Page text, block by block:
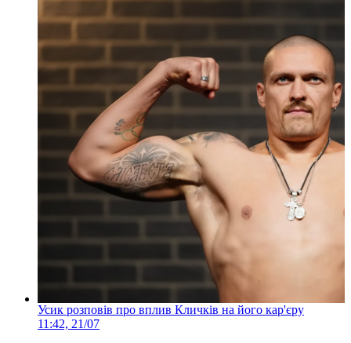
Усик розповів про вплив Кличків на його кар'єру
11:42, 21/07